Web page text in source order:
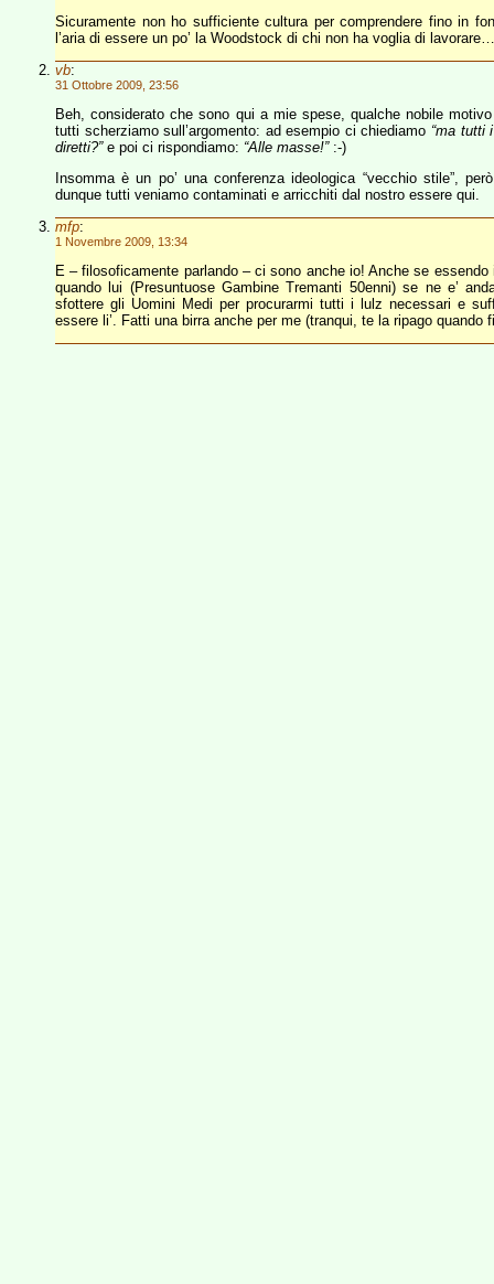
Sicuramente non ho sufficiente cultura per comprendere fino in
l’aria di essere un po’ la Woodstock di chi non ha voglia di lavorare…
vb:
31 Ottobre 2009, 23:56
Beh, considerato che sono qui a mie spese, qualche nobile
tutti scherziamo sull’argomento: ad esempio ci chiediamo “ma tutti
diretti?”e poi ci rispondiamo: “Alle masse!”:-)
Insomma è un po’ una conferenza ideologica “vecchio stile”,
dunque tutti veniamo contaminati e arricchiti dal nostro essere qui.
mfp:
1 Novembre 2009, 13:34
E – filosoficamente parlando – ci sono anche io! Anche se
quando lui (Presuntuose Gambine Tremanti 50enni) se ne e’
sfottere gli Uomini Medi per procurarmi tutti i lulz necessari e
essere li’. Fatti una birra anche per me (tranqui, te la ripago